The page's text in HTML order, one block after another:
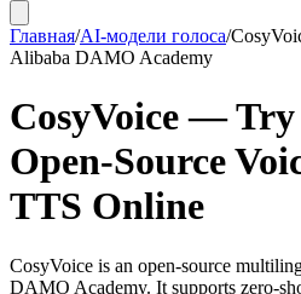
Главная/AI-модели голоса/
Alibaba DAMO Academy
CosyVoice —
Open-Source
TTS Online
CosyVoice is an open-source
DAMO Academy. It supports zero-